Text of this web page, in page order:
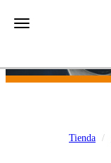
Toggle navigation
Tienda